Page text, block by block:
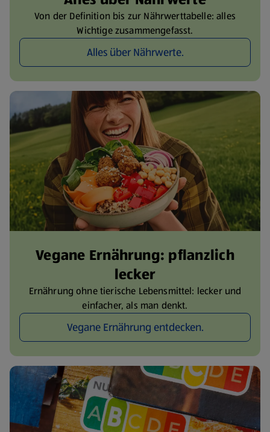
Von der Definition bis zur Nährwerttabelle: alles
Wichtige zusammengefasst.
Alles über Nährwerte.
Vegane Ernährung: pflanzlich
lecker
Ernährung ohne tierische Lebensmittel: lecker und
einfacher, als man denkt.
Vegane Ernährung entdecken.